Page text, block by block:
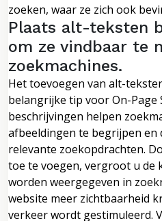
zoeken, waar ze zich ook
Plaats alt-teksten
om ze vindbaar te
zoekmachines.
Het toevoegen van alt-
belangrijke tip voor On-Page
beschrijvingen helpen
afbeeldingen te begrijpen en
relevante zoekopdrachten.
toe te voegen, vergroot u de
worden weergegeven in
website meer zichtbaarheid
verkeer wordt gestimuleerd.